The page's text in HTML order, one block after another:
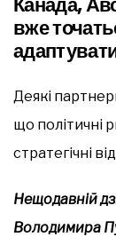
вже
Деякі
що політичні
стратегічні
Нещодавній
Володимира